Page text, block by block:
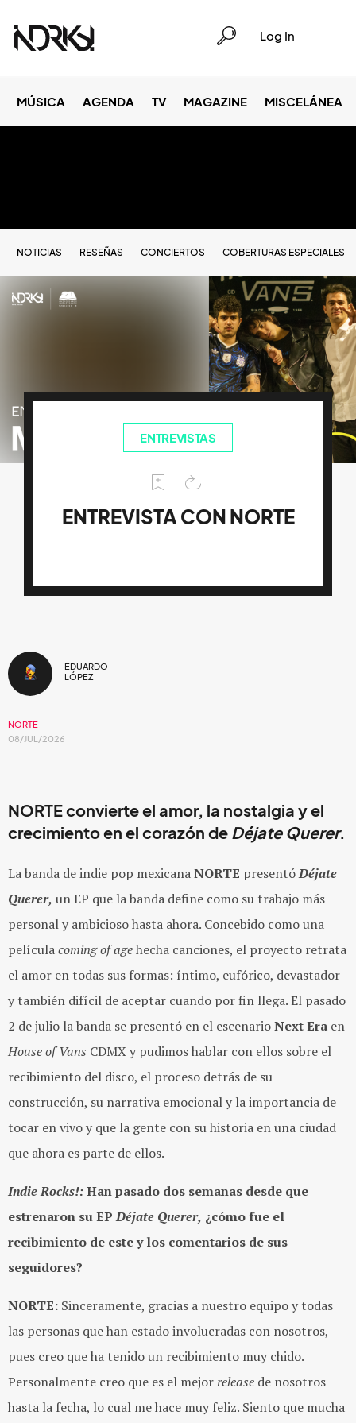
Log In
MÚSICA AGENDA TV MAGAZINE MISCELÁNEA
NOTICIAS RESEÑAS CONCIERTOS COBERTURAS ESPECIALES
ENTREVISTAS
ENTREVISTA CON NORTE
EDUARDO
LÓPEZ
NORTE
08/JUL/2026
NORTE convierte el amor, la nostalgia y el
crecimiento en el corazón de Déjate Querer.
La banda de indie pop mexicanaNORTE presentóDéjate
Querer, un EP que la banda define como su trabajo más
personal y ambicioso hasta ahora. Concebido como una
películacoming of agehecha canciones, el proyecto retrata
el amor en todas sus formas: íntimo, eufórico, devastador
y también difícil de aceptar cuando por fin llega. El pasado
2 de julio la banda se presentó en el escenarioNext Era en
House of Vans CDMX y pudimos hablar con ellos sobre el
recibimiento del disco, el proceso detrás de su
construcción, su narrativa emocional y la importancia de
tocar en vivo y que la gente con su historia en una ciudad
que ahora es parte de ellos.
Indie Rocks!:Han pasado dos semanas desde que
estrenaron su EPDéjate Querer, ¿cómo fue el
recibimiento de este y los comentarios de sus
seguidores?
NORTE: Sinceramente, gracias a nuestro equipo y todas
las personas que han estado involucradas con nosotros,
pues creo que ha tenido un recibimiento muy chido.
Personalmente creo que es el mejorrelease de nosotros
hasta la fecha, lo cual me hace muy feliz. Siento que mucha